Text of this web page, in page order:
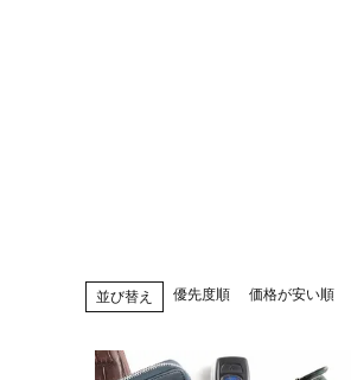
並び替え 優先度順 価格が安い順